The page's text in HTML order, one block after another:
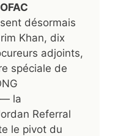
désormais
Khan, dix
adjoints,
spéciale de
— la
Referral
le pivot du